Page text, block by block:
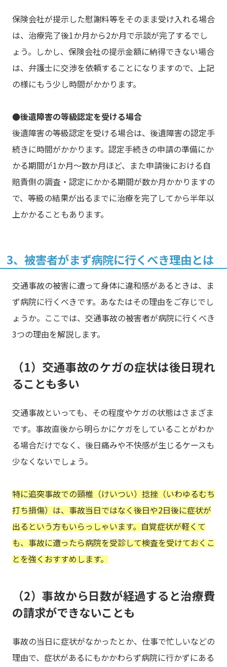
保険会社が提示した慰謝料等をそのまま受け入れる場合
は、治療完了後1か月から2か月で示談が完了するでし
ょう。しかし、保険会社の提示金額に納得できない場合
は、弁護士に交渉を依頼することになりますので、上記
の様にもう少し時間がかかります。
●後遺障害の等級認定を受ける場合
後遺障害の等級認定を受ける場合は、後遺障害の認定手
続きに時間がかかります。認定手続きの申請の準備にか
かる期間が1か月～数か月ほど、また申請後における自
賠責側の調査・認定にかかる期間が数か月かかりますの
で、等級の結果が出るまでに治療を完了してから半年以
上かかることもあります。
3、被害者がまず病院に行くべき理由とは
交通事故の被害に遭って身体に違和感があるときは、ま
ず病院に行くべきです。あなたはその理由をご存じでし
ょうか。ここでは、交通事故の被害者が病院に行くべき
3つの理由を解説します。
（1）交通事故のケガの症状は後日現れ
ることも多い
交通事故といっても、その程度やケガの状態はさまざま
です。事故直後から明らかにケガをしていることがわか
る場合だけでなく、後日痛みや不快感が生じるケースも
少なくないでしょう。
特に追突事故での頸椎（けいつい）捻挫（いわゆるむち
打ち損傷）は、事故当日ではなく後日や2日後に症状が
出るという方もいらっしゃいます。自覚症状が軽くて
も、事故に遭ったら病院を受診して検査を受けておくこ
とを強くおすすめします。
（2）事故から日数が経過すると治療費
の請求ができないことも
事故の当日に症状がなかったとか、仕事で忙しいなどの
理由で、症状があるにもかかわらず病院に行かずにある